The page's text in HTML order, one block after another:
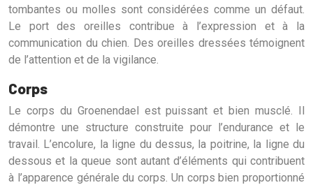
tombantes ou molles sont considérées comme un défaut.
Le port des oreilles contribue à l’expression et à la
communication du chien. Des oreilles dressées témoignent
de l’attention et de la vigilance.
Corps
Le corps du Groenendael est puissant et bien musclé. Il
démontre une structure construite pour l’endurance et le
travail. L’encolure, la ligne du dessus, la poitrine, la ligne du
dessous et la queue sont autant d’éléments qui contribuent
à l’apparence générale du corps. Un corps bien proportionné